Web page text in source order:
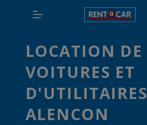
LOCATION DE
VOITURES ET
D'UTILITAIRES
ALENCON